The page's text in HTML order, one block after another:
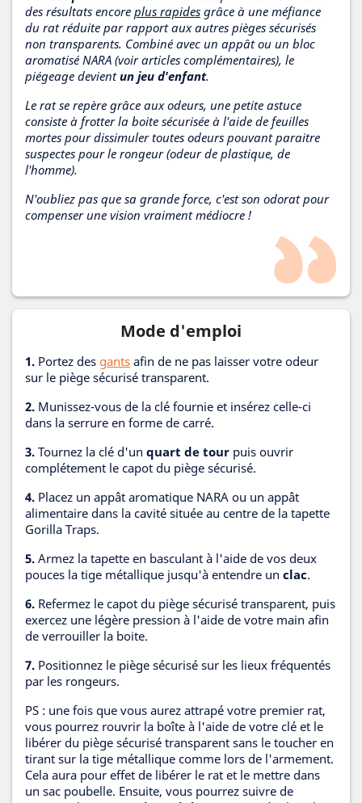
des résultats encore plus rapides grâce à une méfiance
du rat réduite par rapport aux autres pièges sécurisés
non transparents. Combiné avec un appât ou un bloc
aromatisé NARA (voir articles complémentaires), le
piégeage devientun jeu d'enfant.
Le rat se repère grâce aux odeurs, une petite astuce
consiste à frotter la boite sécurisée à l'aide de feuilles
mortes pour dissimuler toutes odeurs pouvant paraitre
suspectes pour le rongeur (odeur de plastique, de
l'homme).
N'oubliez pas que sa grande force, c'est son odorat pour
compenser une vision vraiment médiocre !
Mode d'emploi
1. Portez des gants afin de ne pas laisser votre odeur
sur le piège sécurisé transparent.
2. Munissez-vous de la clé fournie et insérez celle-ci
dans la serrure en forme de carré.
3. Tournez la clé d'un quart de tour puis ouvrir
complétement le capot du piège sécurisé.
4. Placez un appât aromatique NARA ou un appât
alimentaire dans la cavité située au centre de la tapette
Gorilla Traps.
5. Armez la tapette en basculant à l'aide de vos deux
pouces la tige métallique jusqu'à entendre un clac.
6. Refermez le capot du piège sécurisé transparent, puis
exercez une légère pression à l'aide de votre main afin
de verrouiller la boite.
7. Positionnez le piège sécurisé sur les lieux fréquentés
par les rongeurs.
PS : une fois que vous aurez attrapé votre premier rat,
vous pourrez rouvrir la boîte à l'aide de votre clé et le
libérer du piège sécurisé transparent sans le toucher en
tirant sur la tige métallique comme lors de l'armement.
Cela aura pour effet de libérer le rat et le mettre dans
un sac poubelle. Ensuite, vous pourrez suivre de